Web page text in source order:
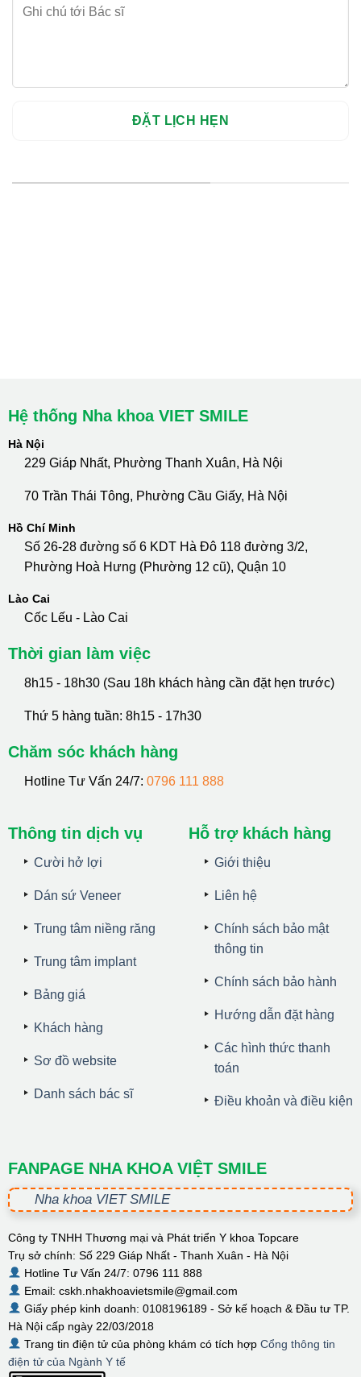
Hệ thống Nha khoa VIET SMILE
Hà Nội
229 Giáp Nhất, Phường Thanh Xuân, Hà Nội
70 Trần Thái Tông, Phường Cầu Giấy, Hà Nội
Hồ Chí Minh
Số 26-28 đường số 6 KDT Hà Đô 118 đường 3/2,
Phường Hoà Hưng (Phường 12 cũ), Quận 10
Lào Cai
Cốc Lếu - Lào Cai
Thời gian làm việc
8h15 - 18h30 (Sau 18h khách hàng cần đặt hẹn trước)
Thứ 5 hàng tuần: 8h15 - 17h30
Chăm sóc khách hàng
Hotline Tư Vấn 24/7: 0796 111 888
Thông tin dịch vụ
Cười hở lợi
Dán sứ Veneer
Trung tâm niềng răng
Trung tâm implant
Bảng giá
Khách hàng
Sơ đồ website
Danh sách bác sĩ
Hỗ trợ khách hàng
Giới thiệu
Liên hệ
Chính sách bảo mật
thông tin
Chính sách bảo hành
Hướng dẫn đặt hàng
Các hình thức thanh
toán
Điều khoản và điều kiện
FANPAGE NHA KHOA VIỆT SMILE
Nha khoa VIET SMILE
Công ty TNHH Thương mại và Phát triển Y khoa Topcare
Trụ sở chính: Số 229 Giáp Nhất - Thanh Xuân - Hà Nội
Hotline Tư Vấn 24/7: 0796 111 888
Email: cskh.nhakhoavietsmile@gmail.com
Giấy phép kinh doanh: 0108196189 - Sở kế hoạch & Đầu tư TP.
Hà Nội cấp ngày 22/03/2018
Trang tin điện tử của phòng khám có tích hợp Cổng thông tin
điện tử của Ngành Y tế